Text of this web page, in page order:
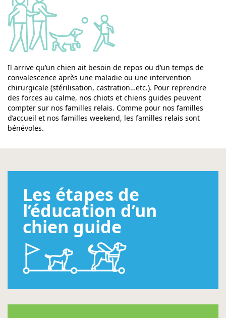
Il arrive qu’un chien ait besoin de repos ou d’un temps de
convalescence après une maladie ou une intervention
chirurgicale (stérilisation, castration…etc.). Pour reprendre
des forces au calme, nos chiots et chiens guides peuvent
compter sur nos familles relais. Comme pour nos familles
d’accueil et nos familles weekend, les familles relais sont
bénévoles.
Les étapes de
l’éducation d’un
chien guide